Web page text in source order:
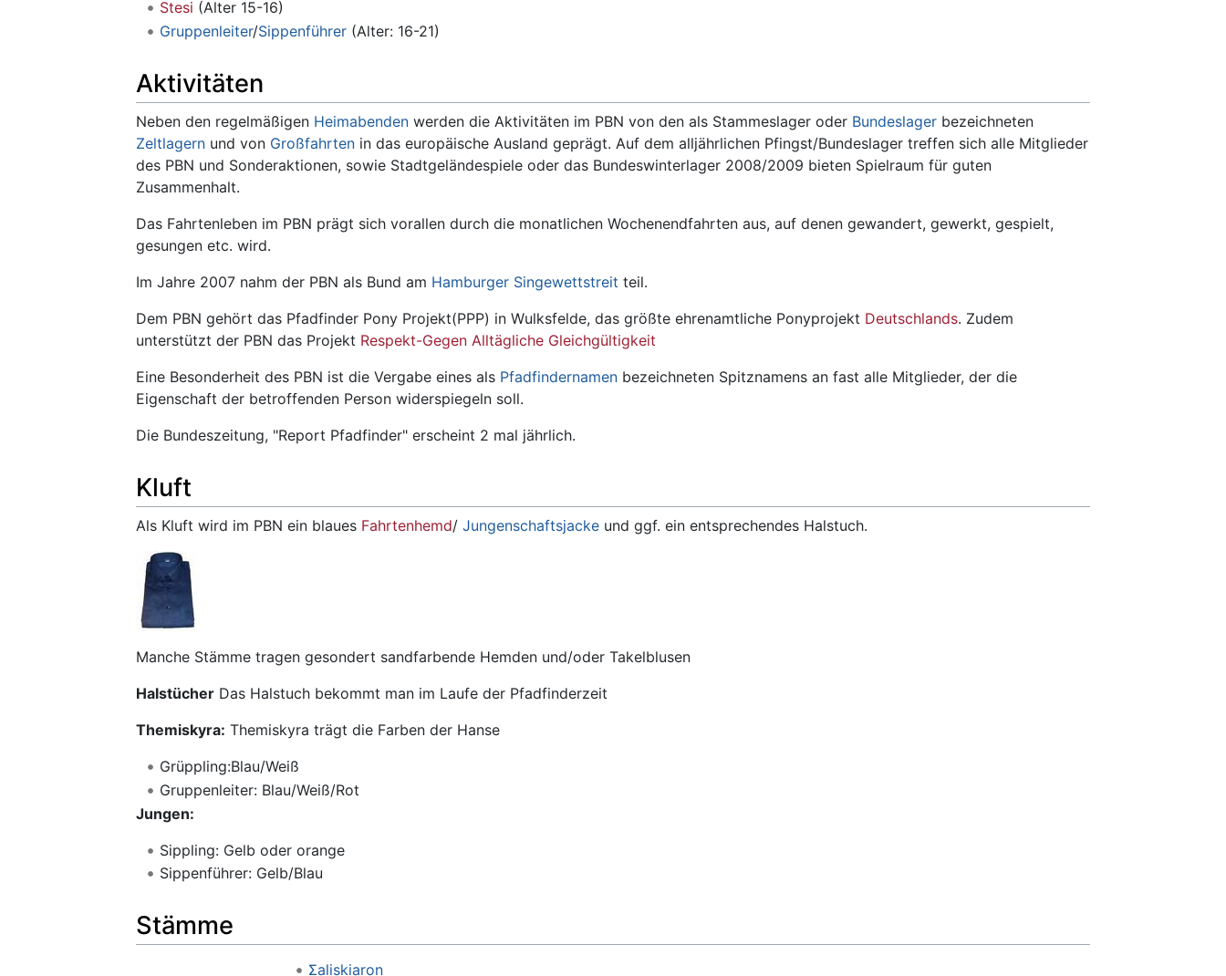
Stesi (Alter 15-16)
Gruppenleiter/Sippenführer(Alter: 16-21)
Aktivitäten
Neben den regelmäßigen Heimabenden werden die Aktivitäten im PBN von den als Stammeslager oder Bundeslager bezeichneten
Zeltlagern und von Großfahrten in das europäische Ausland geprägt. Auf dem alljährlichen Pfingst/Bundeslager treffen sich alle Mitglieder
des PBN und Sonderaktionen, sowie Stadtgeländespiele oder das Bundeswinterlager 2008/2009 bieten Spielraum für guten
Zusammenhalt.
Das Fahrtenleben im PBN prägt sich vorallen durch die monatlichen Wochenendfahrten aus, auf denen gewandert, gewerkt, gespielt,
gesungen etc. wird.
Im Jahre 2007 nahm der PBN als Bund am Hamburger Singewettstreit teil.
Dem PBN gehört das Pfadfinder Pony Projekt(PPP) in Wulksfelde, das größte ehrenamtliche Ponyprojekt Deutschlands. Zudem
unterstützt der PBN das Projekt Respekt-Gegen Alltägliche Gleichgültigkeit
Eine Besonderheit des PBN ist die Vergabe eines als Pfadfindernamen bezeichneten Spitznamens an fast alle Mitglieder, der die
Eigenschaft der betroffenden Person widerspiegeln soll.
Die Bundeszeitung, "Report Pfadfinder" erscheint 2 mal jährlich.
Kluft
Als Kluft wird im PBN ein blaues Fahrtenhemd/ Jungenschaftsjacke und ggf. ein entsprechendes Halstuch.
Manche Stämme tragen gesondert sandfarbende Hemden und/oder Takelblusen
Halstücher Das Halstuch bekommt man im Laufe der Pfadfinderzeit
Themiskyra: Themiskyra trägt die Farben der Hanse
Grüppling:Blau/Weiß
Gruppenleiter: Blau/Weiß/Rot
Jungen:
Sippling: Gelb oder orange
Sippenführer: Gelb/Blau
Stämme
Σaliskiaron